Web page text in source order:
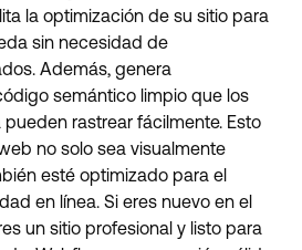
la optimización de su sitio para
sin necesidad de
Además, genera
semántico limpio que los
rastrear fácilmente. Esto
no solo sea visualmente
esté optimizado para el
en línea. Si eres nuevo en el
un sitio profesional y listo para